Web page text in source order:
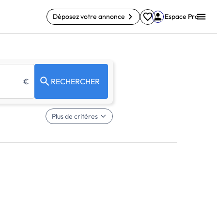
Déposez votre annonce Espace Pro
€ RECHERCHER
Plus de critères